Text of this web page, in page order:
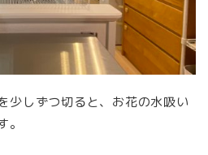
少しずつ切ると、お花の水吸い